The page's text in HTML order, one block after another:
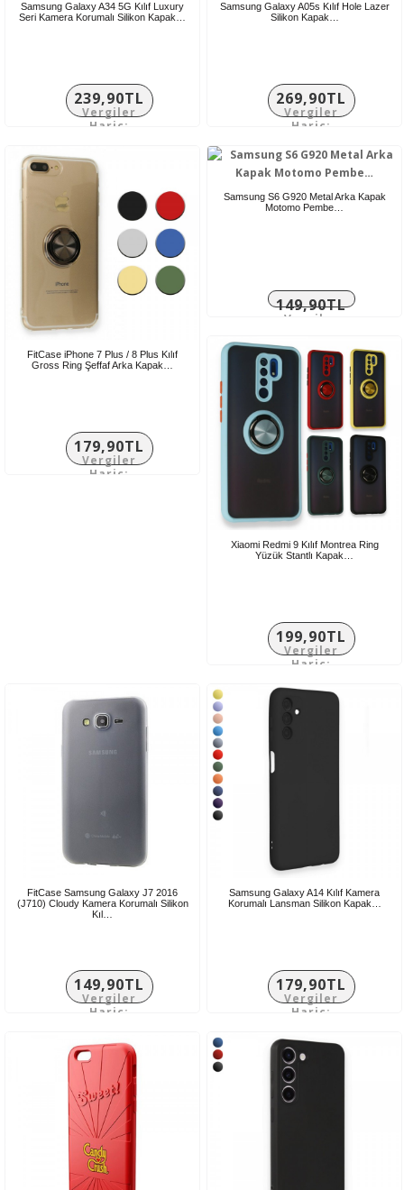
Samsung Galaxy A34 5G Kılıf Luxury
Seri Kamera Korumalı Silikon Kapak…
239,90TL
Vergiler
Hariç:
Samsung Galaxy A05s Kılıf Hole Lazer
Silikon Kapak…
269,90TL
Vergiler
Hariç:
FitCase iPhone 7 Plus / 8 Plus Kılıf
Gross Ring Şeffaf Arka Kapak…
179,90TL
Vergiler
Hariç:
Samsung S6 G920 Metal Arka Kapak
Motomo Pembe…
149,90TL
Vergiler
124,92TL
Xiaomi Redmi 9 Kılıf Montrea Ring
Yüzük Stantlı Kapak…
199,90TL
Vergiler
Hariç:
FitCase Samsung Galaxy J7 2016
(J710) Cloudy Kamera Korumalı Silikon
Kıl…
149,90TL
Vergiler
Hariç:
Samsung Galaxy A14 Kılıf Kamera
Korumalı Lansman Silikon Kapak…
179,90TL
Vergiler
Hariç: